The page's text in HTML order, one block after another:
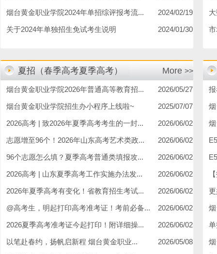
烟台黄金职业学院2024年单招综评报考流... 2024/02/19
关于2024年单独招生免试考生说明 2024/01/30
夏招（春季高考夏季高考） More>>
烟台黄金职业学院2026年普通高等教育招... 2026/05/27
烟台黄金职业学院招生办小程序上线啦~ 2025/07/07
2026高考 | 致2026年夏季高考考生的一封... 2026/06/02
志愿增至96个！2026年山东高考艺术类政... 2026/06/02
96个志愿怎么填？夏季高考普通类填报攻... 2026/06/02
2026高考 | 山东夏季高考工作实施办法发... 2026/06/02
2026年夏季高考有变化！省教育招生考试... 2026/06/02
@高考生，明起打印高考准考证！考前必备... 2026/06/02
2026夏季高考准考证今起打印！附详细操... 2026/06/02
以笔赴春约，扬帆启新程 烟台黄金职业... 2026/05/08